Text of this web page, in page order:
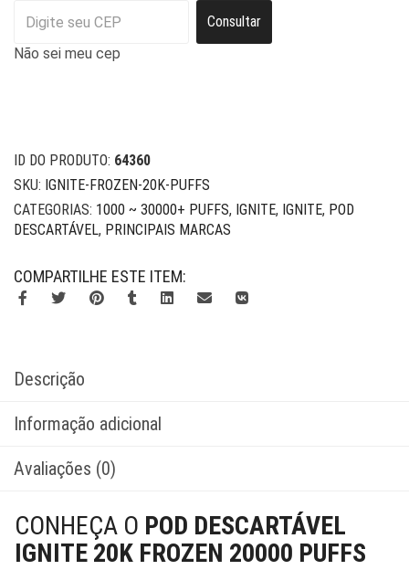
Consultar
Não sei meu cep
ID DO PRODUTO: 64360
SKU: IGNITE-FROZEN-20K-PUFFS
CATEGORIAS: 1000 ~ 30000+ PUFFS, IGNITE, IGNITE, POD
DESCARTÁVEL, PRINCIPAIS MARCAS
COMPARTILHE ESTE ITEM:
Descrição
Informação adicional
Avaliações (0)
CONHEÇA O POD DESCARTÁVEL
IGNITE 20K FROZEN 20000 PUFFS